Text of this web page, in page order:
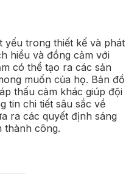
yếu trong thiết kế và phát
hiểu và đồng cảm với
có thể tạo ra các sản
muốn của họ. Bản đồ
thấu cảm khác giúp đội
tin chi tiết sâu sắc về
ra các quyết định sáng
thành công.